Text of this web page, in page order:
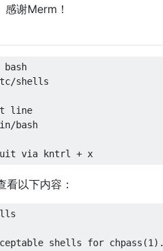
感谢Merm！
/shells
line
/bash
via kntrl + x
看以下内容：
shells for chpass(1).